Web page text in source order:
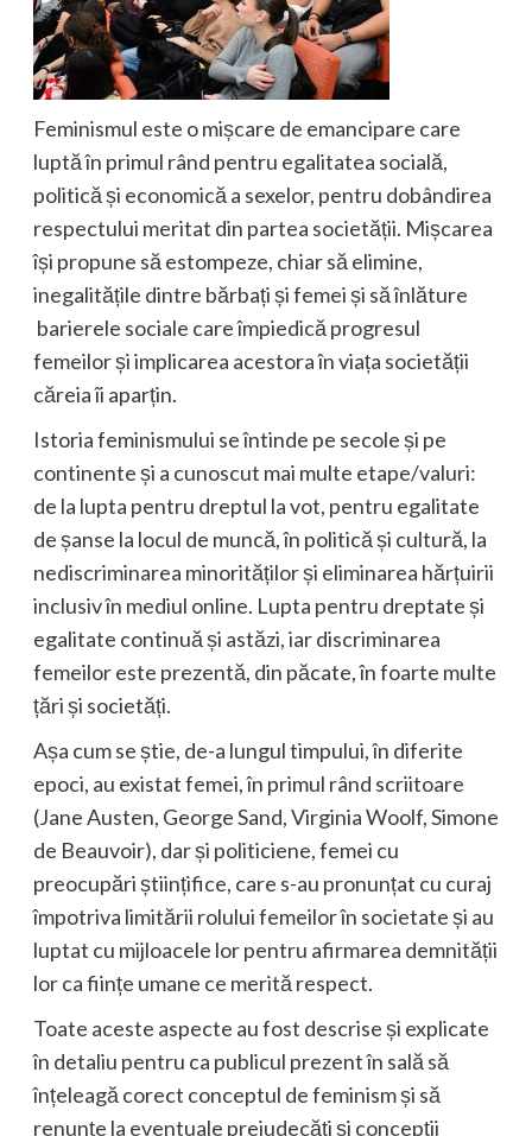
Feminismul este o mișcare de emancipare care
luptă în primul rând pentru egalitatea socială,
politică și economică a sexelor, pentru dobândirea
respectului meritat din partea societății. Mișcarea
își propune să estompeze, chiar să elimine,
inegalitățile dintre bărbați și femei și să înlăture
barierele sociale care împiedică progresul
femeilor și implicarea acestora în viața societății
căreia îi aparțin.
Istoria feminismului se întinde pe secole și pe
continente și a cunoscut mai multe etape/valuri:
de la lupta pentru dreptul la vot, pentru egalitate
de șanse la locul de muncă, în politică și cultură, la
nediscriminarea minorităților și eliminarea hărțuirii
inclusiv în mediul online. Lupta pentru dreptate și
egalitate continuă și astăzi, iar discriminarea
femeilor este prezentă, din păcate, în foarte multe
țări și societăți.
Așa cum se știe, de-a lungul timpului, în diferite
epoci, au existat femei, în primul rând scriitoare
(Jane Austen, George Sand,Virginia Woolf, Simone
de Beauvoir), dar și politiciene, femei cu
preocupări științifice, care s-au pronunțat cu curaj
împotriva limitării rolului femeilor în societate și au
luptat cu mijloacele lor pentru afirmarea demnității
lor ca ființe umane ce merită respect.
Toate aceste aspecte au fost descrise și explicate
în detaliu pentru ca publicul prezent în sală să
înțeleagă corect conceptul de feminism și să
renunțe la eventuale prejudecăți și concepții